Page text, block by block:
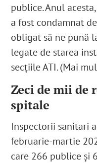
publice. Anul
a fost condamnat
obligat să ne pună
legate de starea
secțiile ATI. (Mai
Zeci de mii de
spitale
Inspectorii sanitari
februarie-martie
care 266 publice și